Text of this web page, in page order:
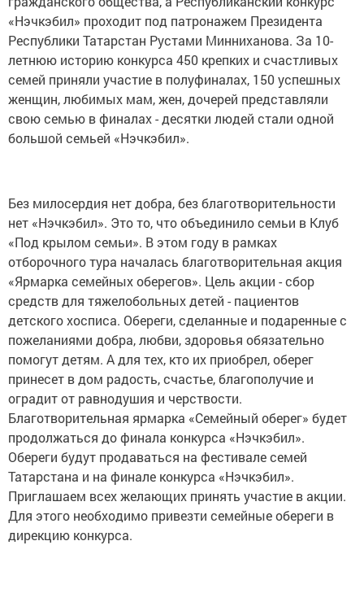
«Нэчкэбил» проходит под патронажем Президента
Республики Татарстан Рустами Минниханова. За 10-
летнюю историю конкурса 450 крепких и счастливых
семей приняли участие в полуфиналах, 150 успешных
женщин, любимых мам, жен, дочерей представляли
свою семью в финалах - десятки людей стали одной
большой семьей «Нэчкэбил».
Без милосердия нет добра, без благотворительности
нет «Нэчкэбил». Это то, что объединило семьи в Клуб
«Под крылом семьи». В этом году в рамках
отборочного тура началась благотворительная акция
«Ярмарка семейных оберегов». Цель акции - сбор
средств для тяжелобольных детей - пациентов
детского хосписа. Обереги, сделанные и подаренные с
пожеланиями добра, любви, здоровья обязательно
помогут детям. А для тех, кто их приобрел, оберег
принесет в дом радость, счастье, благополучие и
оградит от равнодушия и черствости.
Благотворительная ярмарка «Семейный оберег» будет
продолжаться до финала конкурса «Нэчкэбил».
Обереги будут продаваться на фестивале семей
Татарстана и на финале конкурса «Нэчкэбил».
Приглашаем всех желающих принять участие в акции.
Для этого необходимо привезти семейные обереги в
дирекцию конкурса.